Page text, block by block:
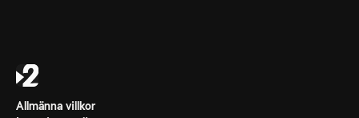
Allmänna villkor